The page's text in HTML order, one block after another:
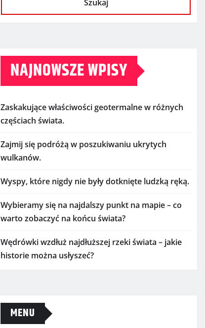
Szukaj
NAJNOWSZE WPISY
Zaskakujące właściwości geotermalne w różnych
częściach świata.
Zajmij się podróżą w poszukiwaniu ukrytych
wulkanów.
Wyspy, które nigdy nie były dotknięte ludzką ręką.
Wybieramy się na najdalszy punkt na mapie – co
warto zobaczyć na końcu świata?
Wędrówki wzdłuż najdłuższej rzeki świata – jakie
historie można usłyszeć?
MENU